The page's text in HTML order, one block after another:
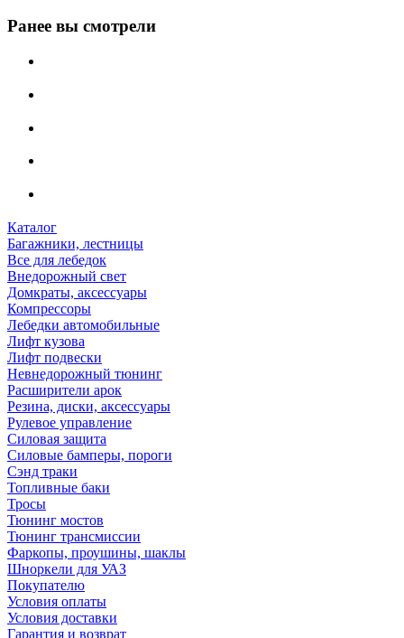
Ранее вы смотрели
Каталог
Багажники, лестницы
Все для лебедок
Внедорожный свет
Домкраты, аксессуары
Компрессоры
Лебедки автомобильные
Лифт кузова
Лифт подвески
Невнедорожный тюнинг
Расширители арок
Резина, диски, аксессуары
Рулевое управление
Силовая защита
Силовые бамперы, пороги
Сэнд траки
Топливные баки
Тросы
Тюнинг мостов
Тюнинг трансмиссии
Фаркопы, проушины, шаклы
Шноркели для УАЗ
Покупателю
Условия оплаты
Условия доставки
Гарантия и возврат